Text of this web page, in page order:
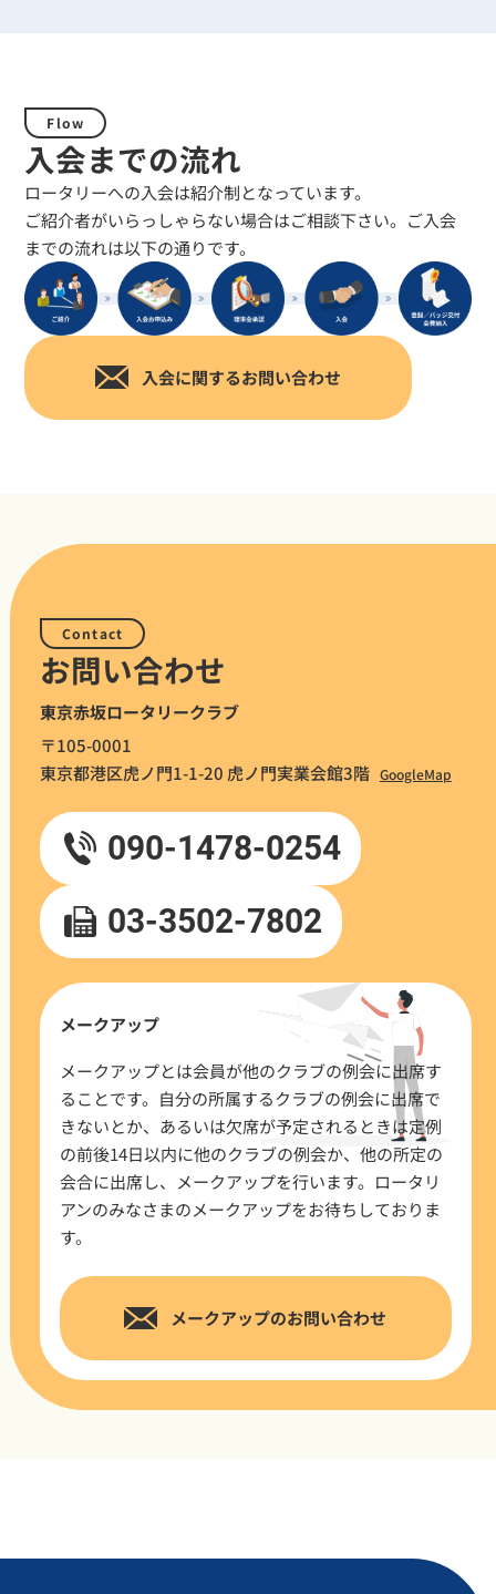
Flow
入会までの流れ
ロータリーへの入会は紹介制となっています。
ご紹介者がいらっしゃらない場合はご相談下さい。ご入会
までの流れは以下の通りです。
入会に関するお問い合わせ
Contact
お問い合わせ
東京赤坂ロータリークラブ
〒105-0001
東京都港区虎ノ門1-1-20 虎ノ門実業会館3階 GoogleMap
090-1478-0254
03-3502-7802
メークアップ
メークアップとは会員が他のクラブの例会に出席す
ることです。自分の所属するクラブの例会に出席で
きないとか、あるいは欠席が予定されるときは定例
の前後14日以内に他のクラブの例会か、他の所定の
会合に出席し、メークアップを行います。ロータリ
アンのみなさまのメークアップをお待ちしておりま
す。
メークアップのお問い合わせ